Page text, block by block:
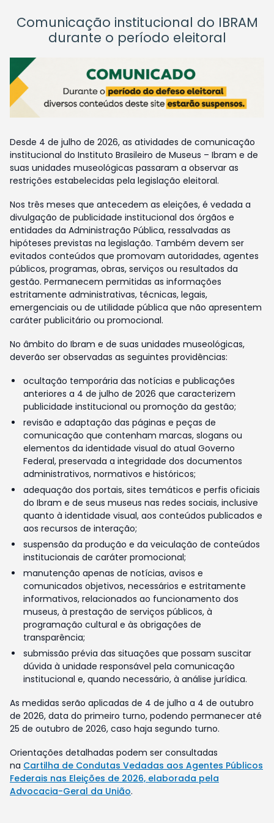
Comunicação institucional do IBRAM
durante o período eleitoral
Desde 4 de julho de 2026, as atividades de comunicação
institucional do Instituto Brasileiro de Museus – Ibram e de
suas unidades museológicas passaram a observar as
restrições estabelecidas pela legislação eleitoral.
Nos três meses que antecedem as eleições, é vedada a
divulgação de publicidade institucional dos órgãos e
entidades da Administração Pública, ressalvadas as
hipóteses previstas na legislação. Também devem ser
evitados conteúdos que promovam autoridades, agentes
públicos, programas, obras, serviços ou resultados da
gestão. Permanecem permitidas as informações
estritamente administrativas, técnicas, legais,
emergenciais ou de utilidade pública que não apresentem
caráter publicitário ou promocional.
No âmbito do Ibram e de suas unidades museológicas,
deverão ser observadas as seguintes providências:
ocultação temporária das notícias e publicações
anteriores a 4 de julho de 2026 que caracterizem
publicidade institucional ou promoção da gestão;
revisão e adaptação das páginas e peças de
comunicação que contenham marcas, slogans ou
elementos da identidade visual do atual Governo
Federal, preservada a integridade dos documentos
administrativos, normativos e históricos;
adequação dos portais, sites temáticos e perfis oficiais
do Ibram e de seus museus nas redes sociais, inclusive
quanto à identidade visual, aos conteúdos publicados e
aos recursos de interação;
suspensão da produção e da veiculação de conteúdos
institucionais de caráter promocional;
manutenção apenas de notícias, avisos e
comunicados objetivos, necessários e estritamente
informativos, relacionados ao funcionamento dos
museus, à prestação de serviços públicos, à
programação cultural e às obrigações de
transparência;
submissão prévia das situações que possam suscitar
dúvida à unidade responsável pela comunicação
institucional e, quando necessário, à análise jurídica.
As medidas serão aplicadas de 4 de julho a 4 de outubro
de 2026, data do primeiro turno, podendo permanecer até
25 de outubro de 2026, caso haja segundo turno.
Orientações detalhadas podem ser consultadas
na Cartilha de Condutas Vedadas aos Agentes Públicos
Federais nas Eleições de 2026, elaborada pela
Advocacia-Geral da União.